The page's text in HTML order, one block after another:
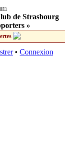
de Strasbourg
»
• Connexion